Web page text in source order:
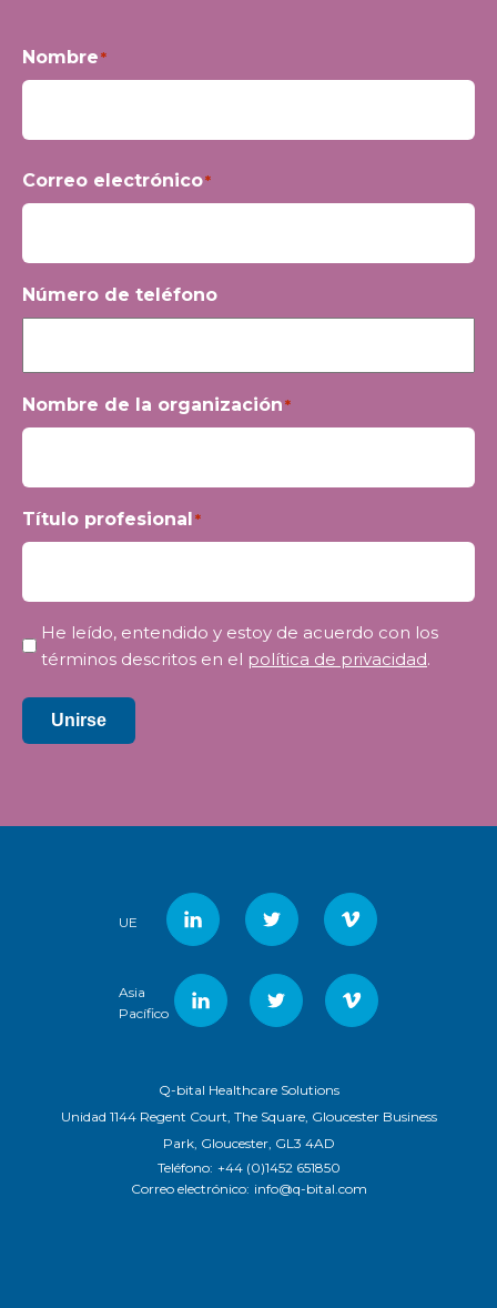
Nombre*
Correo electrónico*
Número de teléfono
Nombre de la organización*
Título profesional*
Privacidad*
He leído, entendido y estoy de acuerdo con los
términos descritos en el política de privacidad.
Unirse
UE
Asia
Pacífico
Q-bital Healthcare Solutions
Unidad 1144 Regent Court, The Square, Gloucester Business
Park, Gloucester, GL3 4AD
Teléfono: +44 (0)1452 651850
Correo electrónico: info@q-bital.com